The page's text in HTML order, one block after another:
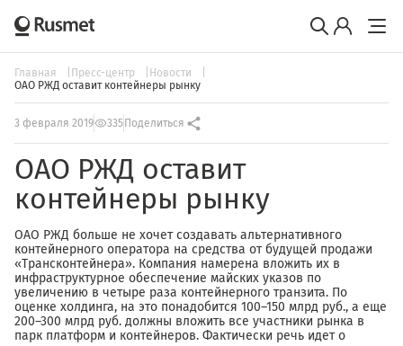
Главная Пресс-центр
Новости
ОАО РЖД оставит контейнеры рынку
3 февраля 2019 335 Поделиться
ОАО РЖД оставит
контейнеры рынку
ОАО РЖД больше не хочет создавать альтернативного
контейнерного оператора на средства от будущей продажи
«Трансконтейнера». Компания намерена вложить их в
инфраструктурное обеспечение майских указов по
увеличению в четыре раза контейнерного транзита. По
оценке холдинга, на это понадобится 100–150 млрд руб., а еще
200–300 млрд руб. должны вложить все участники рынка в
парк платформ и контейнеров. Фактически речь идет о